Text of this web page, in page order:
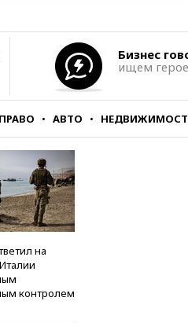
Бизнес
ищем
ПРАВО АВТО
на
контролем